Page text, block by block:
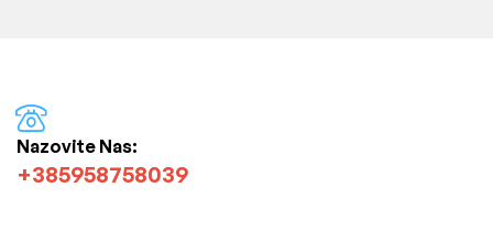
Nazovite Nas:
+385958758039